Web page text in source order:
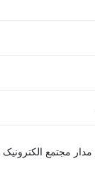
مجتمع